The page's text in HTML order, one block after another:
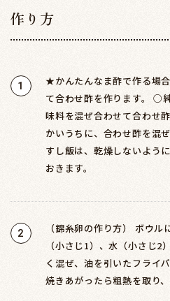
作り方
1
★かんたんなま酢で作る場
て合わせ酢を作ります。 ○
味料を混ぜ合わせて合わせ
かいうちに、合わせ酢を混
すし飯は、乾燥しないよう
おきます。
2
（錦糸卵の作り方） ボウ
（小さじ1）、水（小さじ2
く混ぜ、油を引いたフライ
焼きあがったら粗熱を取り